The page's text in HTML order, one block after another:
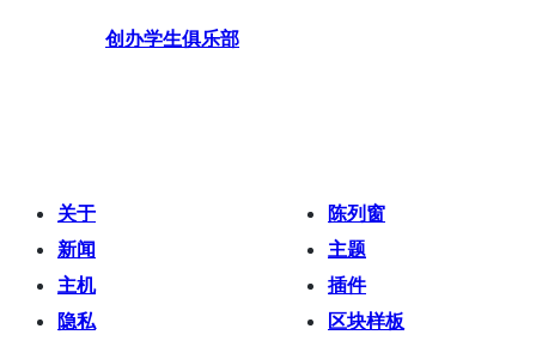
创办学生俱乐部
关于
新闻
主机
隐私
陈列窗
主题
插件
区块样板